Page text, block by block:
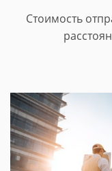
Стоимость